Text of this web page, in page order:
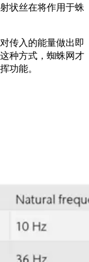
状丝在将作用于蛛
传入的能量做出即
种方式，蜘蛛网才
功能。